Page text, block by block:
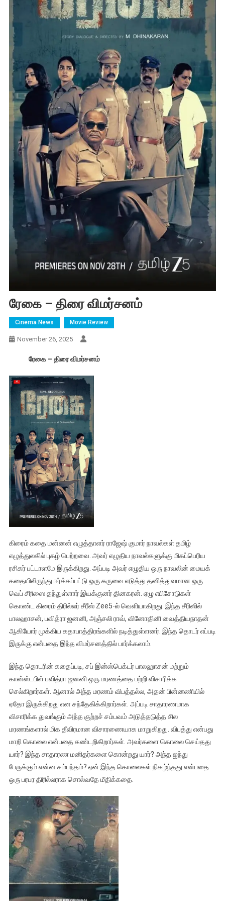
ரேகை – திரை விமர்சனம்
Cinema News Movie Review
November 26, 2025
ரேகை – திரை விமர்சனம்
கிரைம் கதை மன்னன் எழுத்தாளர் ராஜேஷ் குமார் நாவல்கள் தமிழ்
எழுத்துலகில் புகழ் பெற்றவை. அவர் எழுதிய நாவல்களுக்கு மிகப்பெரிய
ரசிகர் பட்டாளமே இருக்கிறது. அப்படி அவர் எழுதிய ஒரு நாவலின் மையக்
கதையிலிருந்து ஈர்க்கப்பட்டு ஒரு கருவை எடுத்து தனித்துவமான ஒரு
வெப் சீரிஸை தந்துள்ளார் இயக்குனர் தினகரன். ஏழு எபிசோடுகள்
கொண்ட கிரைம் திரில்லர் சீரீஸ் Zee5-ல் வெளியாகிறது. இந்த சீரிஸில்
பாலஹாசன், பவித்ரா ஜனனி, அஞ்சலி ராவ், வினோதினி வைத்தியநாதன்
ஆகியோர் முக்கிய கதாபாத்திரங்களில் நடித்துள்ளனர். இந்த தொடர் எப்படி
இருக்கு என்பதை இந்த விமர்சனத்தில் பார்க்கலாம்.
இந்த தொடரின் கதைப்படி, சப் இன்ஸ்பெக்டர் பாலஹாசன் மற்றும்
கான்ஸ்டபிள் பவித்ரா ஜனனி ஒரு மரணத்தை பற்றி விசாரிக்க
செல்கிறார்கள். ஆனால் அந்த மரணம் விபத்தல்ல, அதன் பின்னணியில்
ஏதோ இருக்கிறது என சந்தேகிக்கிறார்கள். அப்படி சாதாரணமாக
விசாரிக்க துவங்கும் அந்த குற்றச் சம்பவம் அடுத்தடுத்த சில
மரணங்களால் மிக தீவிரமான விசாரணையாக மாறுகிறது. விபத்து என்பது
மாறி கொலை என்பதை கண்டறிகிறார்கள். அவர்களை கொலை செய்தது
யார்? இந்த சாதாரண மனிதர்களை கொன்றது யார்? அந்த ஐந்து
பேருக்கும் என்ன சம்பந்தம்? ஏன் இந்த கொலைகள் நிகழ்ந்தது என்பதை
ஒரு பரபர திரில்லராக சொல்வதே மீதிக்கதை.